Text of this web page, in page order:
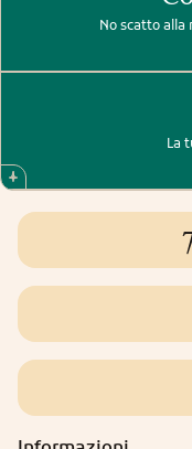
No scatto alla
La